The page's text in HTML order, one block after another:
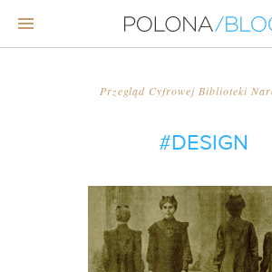
Przegląd Cyfrowej Biblioteki
#DESIGN